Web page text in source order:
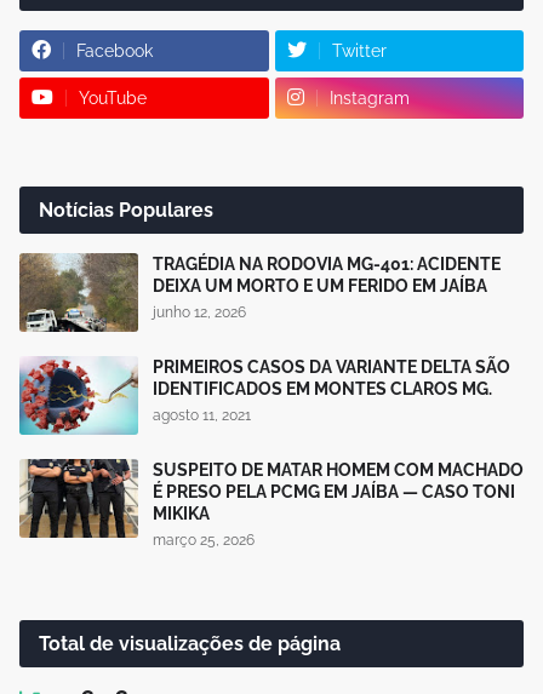
Facebook Twitter
YouTube Instagram
Notícias Populares
TRAGÉDIA NA RODOVIA MG-401: ACIDENTE
DEIXA UM MORTO E UM FERIDO EM JAÍBA
junho 12, 2026
PRIMEIROS CASOS DA VARIANTE DELTA SÃO
IDENTIFICADOS EM MONTES CLAROS MG.
agosto 11, 2021
SUSPEITO DE MATAR HOMEM COM MACHADO
É PRESO PELA PCMG EM JAÍBA — CASO TONI
MIKIKA
março 25, 2026
Total de visualizações de página